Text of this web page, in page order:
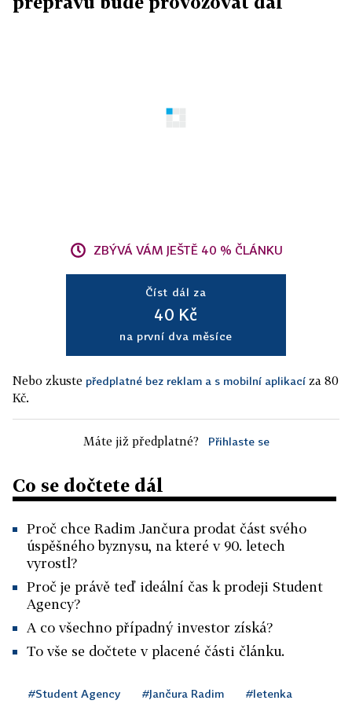
ZBÝVÁ VÁM JEŠTĚ 40 % ČLÁNKU
Číst dál za
40 Kč
na první dva měsíce
Nebo zkuste předplatné bez reklam a s mobilní aplikací za 80
Kč.
Máte již předplatné? Přihlaste se
Co se dočtete dál
Proč chce Radim Jančura prodat část svého
úspěšného byznysu, na které v 90. letech
vyrostl?
Proč je právě teď ideální čas k prodeji Student
Agency?
A co všechno případný investor získá?
To vše se dočtete v placené části článku.
#Student Agency #Jančura Radim #letenka